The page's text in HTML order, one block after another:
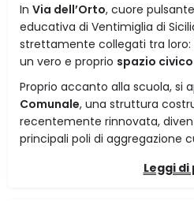
In Via dell’Orto, cuore
educativa di Ventimiglia di
strettamente collegati tra loro:
un vero e proprio spazio
Proprio accanto alla scuola, si
Comunale, una struttura
recentemente rinnovata,
principali poli di aggregazione
Leggi di